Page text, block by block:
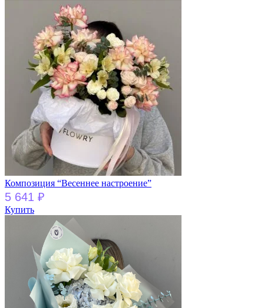
Композиция “Весеннее настроение”
5 641 ₽
Купить